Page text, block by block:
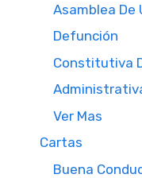
Asamblea De
Defunción
Constitutiva
Ver Mas
Cartas
Buena